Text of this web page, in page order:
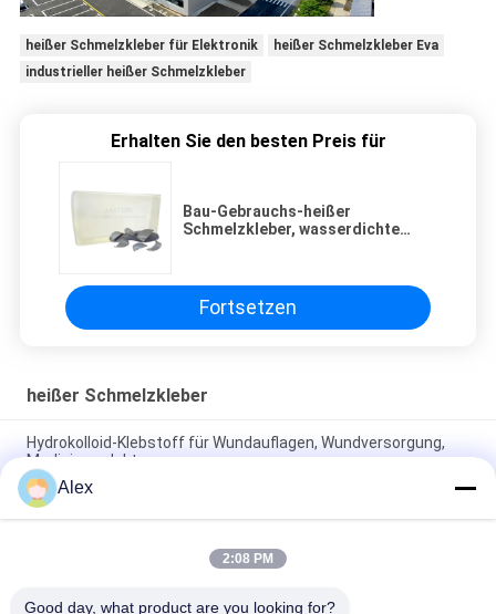
heißer Schmelzkleber für Elektronik
heißer Schmelzkleber Eva
industrieller heißer Schmelzkleber
Erhalten Sie den besten Preis für
Bau-Gebrauchs-heißer
Schmelzkleber, wasserdichte
Fortsetzen
heißer Schmelzkleber
Hydrokolloid-Klebstoff für Wundauflagen, Wundversorgung,
Medizinprodukte
Schmelzklebstoff für medizinische Hydrokolloidverbände,
Wundpflaster
Lösungsmittelfreier UV-härtbarer Schmelzklebstoff 100%
Alex
2:08 PM
Good day, what product are you looking for?